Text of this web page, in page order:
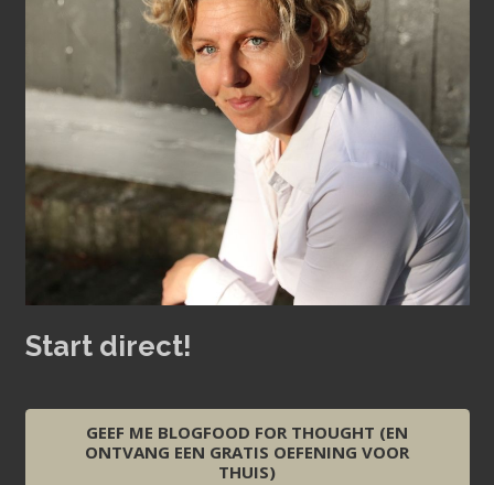
Start direct!
GEEF ME BLOGFOOD FOR THOUGHT (EN
ONTVANG EEN GRATIS OEFENING VOOR
THUIS)